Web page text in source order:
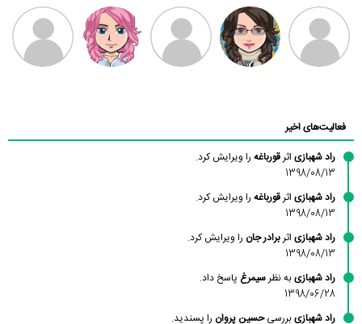
سامان راحمی امیردلتا امیروو ملیکا منتظری عارفه داستانپور
فعالیت‌های اخیر
راد شهبازی اثرقورباغه را ویرایش کرد.
1398/08/13
راد شهبازی اثرقورباغه را ویرایش کرد.
1398/08/13
راد شهبازی اثربرادر جان را ویرایش کرد.
1398/08/13
راد شهبازیبه نظرسیمرغ پاسخ داد.
1398/06/28
راد شهبازیبررسیحسین پروان را پسندید.